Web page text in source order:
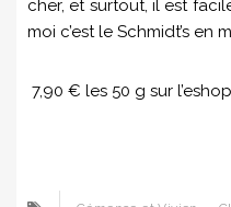
cher, et surtout, il est
moi c’est le Schmidt’s en
7,90 € les 50 g sur l’eshop